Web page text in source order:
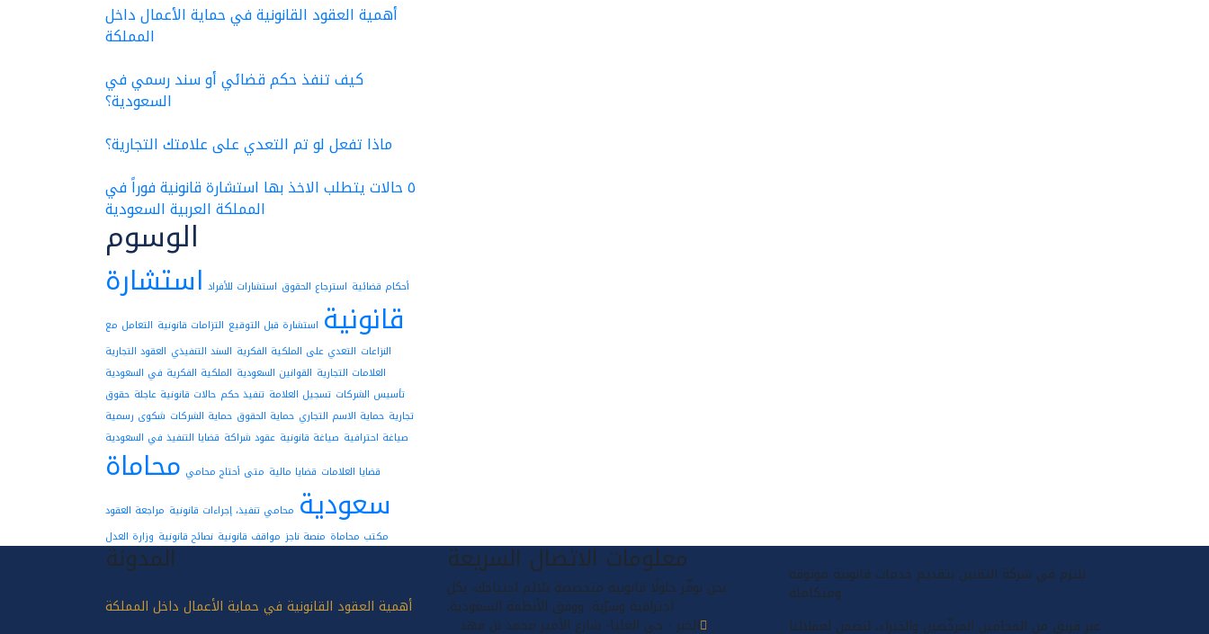
أهمية العقود القانونية في حماية الأعمال داخل
المملكة
كيف تنفذ حكم قضائي أو سند رسمي في
السعودية؟
ماذا تفعل لو تم التعدي على علامتك التجارية؟
٥ حالات يتطلب الاخذ بها استشارة قانونية فوراً في
المملكة العربية السعودية
الوسوم
أحكام قضائية استرجاع الحقوق استشارات للأفراد استشارة
قانونية استشارة قبل التوقيع التزامات قانونية التعامل مع
النزاعات التعدي على الملكية الفكرية السند التنفيذي العقود التجارية
العلامات التجارية القوانين السعودية الملكية الفكرية في السعودية
تأسيس الشركات تسجيل العلامة تنفيذ حكم حالات قانونية عاجلة حقوق
تجارية حماية الاسم التجاري حماية الحقوق حماية الشركات شكوى رسمية
صياغة احترافية صياغة قانونية عقود شراكة قضايا التنفيذ في السعودية
قضايا العلامات قضايا مالية متى أحتاج محامي محاماة
سعودية محامي تنفيذ، إجراءات قانونية مراجعة العقود
مكتب محاماة منصة ناجز مواقف قانونية نصائح قانونية وزارة العدل
نلتزم في شركة التقنين بتقديم خدمات قانونية موثوقة
ومتكاملة
عبر فريق من المحامين المرخّصين والخبراء، لنضمن لعملائنا
معلومات الاتصال السريعة
نحن نوفّر حلولًا قانونية متخصصة تلائم احتياجك، بكل
احترافية وسرّية، ووفق الأنظمة السعودية.
الخبر - حي العليا- شارع الأمير محمد بن فهد
المدونة
أهمية العقود القانونية في حماية الأعمال داخل المملكة